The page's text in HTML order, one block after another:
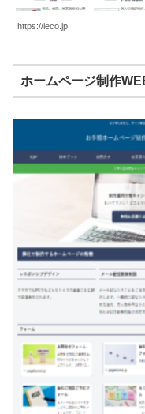
https://ieco.jp
ホームページ制作